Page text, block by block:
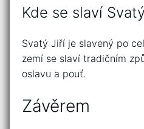
Kde se slaví
Svatý Jiří je slavený po
zemí se slaví tradičním
oslavu a pouť.
Závěrem